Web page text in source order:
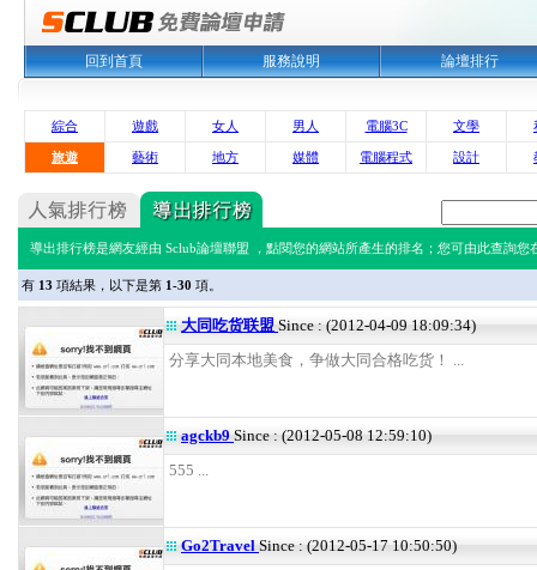
回到首頁 服務說明 論壇排行
綜合 遊戲 女人 男人 電腦3C 文學
旅遊 藝術 地方 媒體 電腦程式 設計
導出排行榜是網友經由 Sclub論壇聯盟 ，點閱您的網站所產生的排名；您可由此查詢您
有 13 項結果，以下是第 1-30 項。
大同吃货联盟 Since : (2012-04-09 18:09:34)
分享大同本地美食，争做大同合格吃货！ ...
agckb9 Since : (2012-05-08 12:59:10)
555 ...
Go2Travel Since : (2012-05-17 10:50:50)